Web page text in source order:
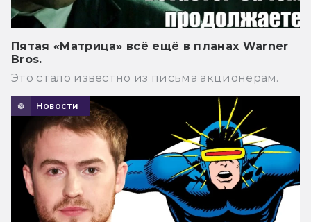
Пятая «Матрица» всё ещё в планах Warner
Bros.
Это стало известно из письма акционерам.
Новости